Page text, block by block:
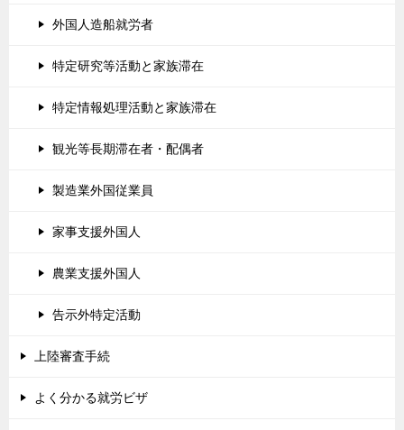
外国人造船就労者
特定研究等活動と家族滞在
特定情報処理活動と家族滞在
観光等長期滞在者・配偶者
製造業外国従業員
家事支援外国人
農業支援外国人
告示外特定活動
上陸審査手続
よく分かる就労ビザ